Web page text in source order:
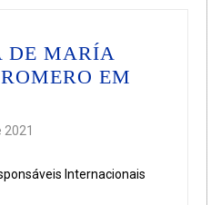
DE MARÍA
EM
Internacionais